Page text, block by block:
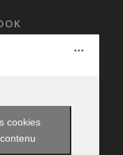
cookies